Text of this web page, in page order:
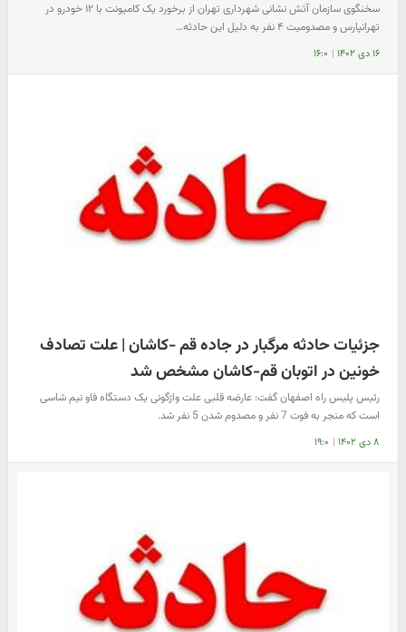
سخنگوی سازمان آتش نشانی شهرداری تهران از برخورد یک کامیونت با ۱۲ خودرو در
تهرانپارس و مصدومیت ۴ نفر به دلیل این حادثه…
۱۶ دی ۱۴۰۲ | ۱۶:۰
جزئیات حادثه مرگبار در جاده قم -کاشان | علت تصادف
خونین در اتوبان قم‌-کاشان مشخص شد
رئیس پلیس راه اصفهان گفت: عارضه قلبی علت واژگونی یک دستگاه فاو نیم شاسی
است که منجر به فوت 7 نفر و مصدوم شدن 5 نفر شد.
۸ دی ۱۴۰۲ | ۱۹:۰